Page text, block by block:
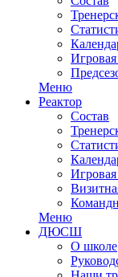
Меню
Реактор
Состав
Меню
ДЮСШ
О школе